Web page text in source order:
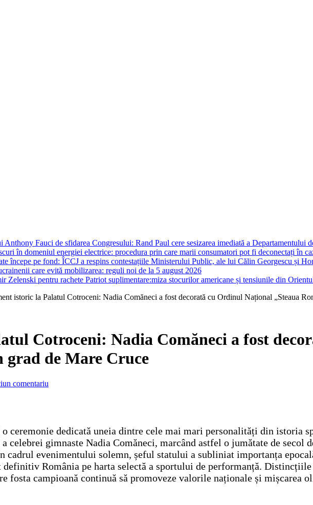
Fauci de sfidarea Congresului: Rand Paul cere sesizarea imediată a Departamentului
în domeniul energiei electrice: procedura prin care marii consumatori pot fi deconectați în
începe pe fond: ÎCCJ a respins contestațiile Ministerului Public, ale lui Călin Georgescu și
care evită mobilizarea: reguli noi de la 5 august 2026
Zelenski pentru rachete Patriot suplimentare:miza stocurilor americane și tensiunile din
istoric la Palatul Cotroceni: Nadia Comăneci a fost decorată cu Ordinul Național „Steaua
Cotroceni: Nadia Comăneci a fost
grad de Mare Cruce
comentariu
ceremonie dedicată uneia dintre cele mai mari personalități din istoria
a celebrei gimnaste Nadia Comăneci, marcând astfel o jumătate de
cadrul evenimentului solemn, șeful statului a subliniat importanța
definitiv România pe harta selectă a sportului de performanță.
fosta campioană continuă să promoveze valorile naționale și mișcarea